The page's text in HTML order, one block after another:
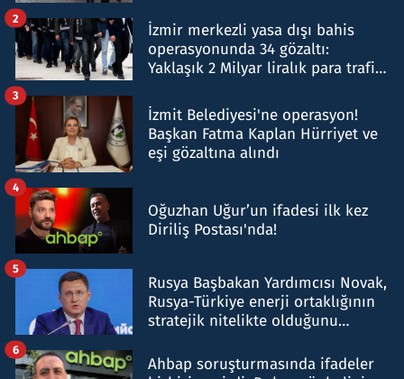
İzmir merkezli yasa dışı bahis
operasyonunda 34 gözaltı:
Yaklaşık 2 Milyar liralık para trafiği
2
İzmit Belediyesi'ne operasyon!
Başkan Fatma Kaplan Hürriyet ve
eşi gözaltına alındı
3
Oğuzhan Uğur’un ifadesi ilk kez
Diriliş Postası'nda!
4
Rusya Başbakan Yardımcısı Novak,
Rusya-Türkiye enerji ortaklığının
stratejik nitelikte olduğunu
5
Ahbap soruşturmasında ifadeler
6